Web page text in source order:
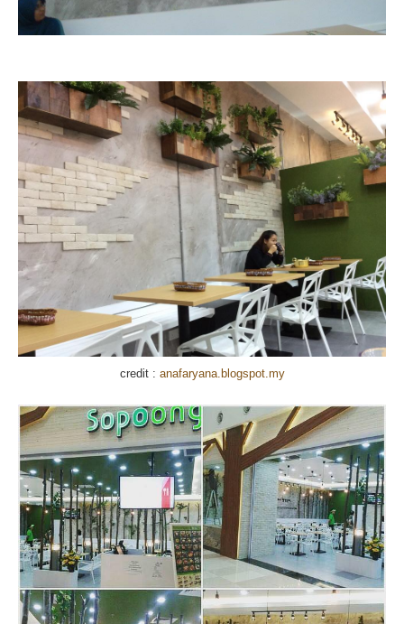
credit : anafaryana.blogspot.my